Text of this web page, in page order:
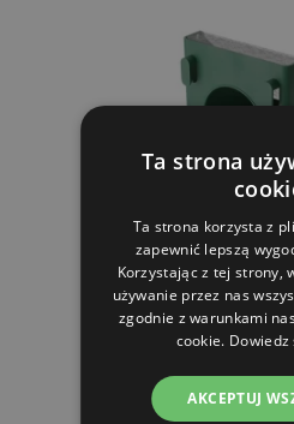
Karmnik dla gołębi
Ta strona
Ta strona korzysta z
zapewnić lepszą
Korzystając z tej strony,
używanie przez nas
zgodnie z warunkami
cookie. Dowiedz
AKCEPTUJ